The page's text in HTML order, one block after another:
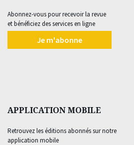
Abonnez-vous pour recevoir la revue
et bénéficiez des services en ligne
Je m'abonne
APPLICATION MOBILE
Retrouvez les éditions abonnés sur notre
application mobile